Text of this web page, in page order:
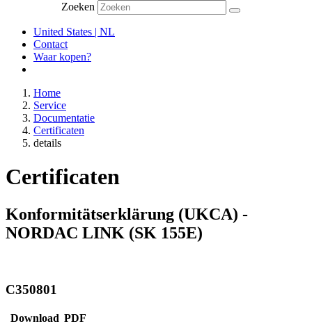
Zoeken
United States | NL
Contact
Waar kopen?
Home
Service
Documentatie
Certificaten
details
Certificaten
Konformitätserklärung (UKCA) -
NORDAC LINK (SK 155E)
C350801
Download PDF